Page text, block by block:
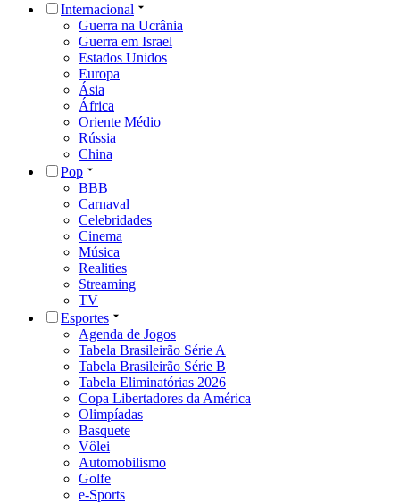
Internacional
Guerra na Ucrânia
Guerra em Israel
Estados Unidos
Europa
Ásia
África
Oriente Médio
Rússia
China
Pop
BBB
Carnaval
Celebridades
Cinema
Música
Realities
Streaming
TV
Esportes
Agenda de Jogos
Tabela Brasileirão Série A
Tabela Brasileirão Série B
Tabela Eliminatórias 2026
Copa Libertadores da América
Olimpíadas
Basquete
Vôlei
Automobilismo
Golfe
e-Sports